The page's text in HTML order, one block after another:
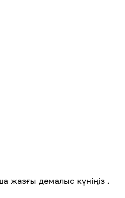
жазғы демалыс күніңіз .